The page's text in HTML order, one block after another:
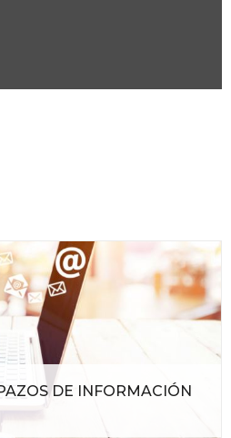
DE INFORMACIÓN